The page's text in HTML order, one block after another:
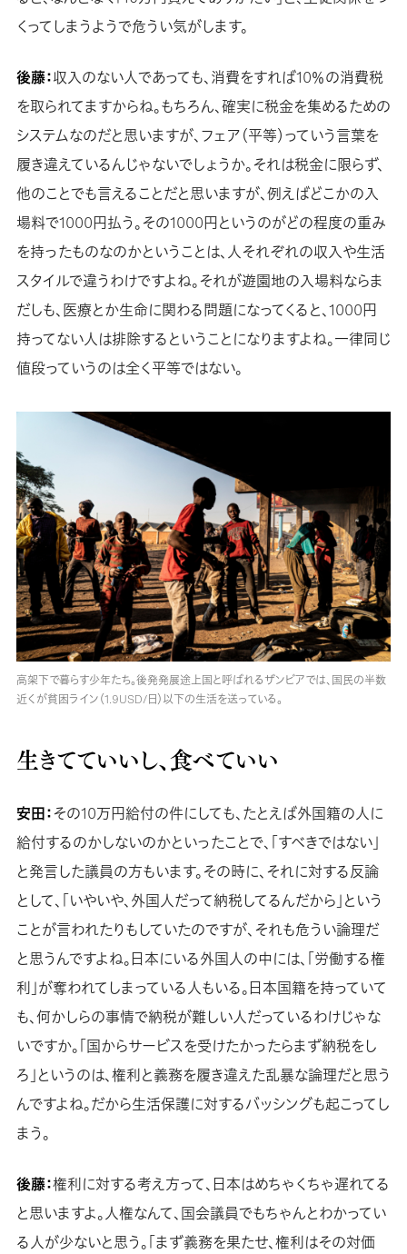
くってしまうようで危うい気がします。
後藤：収入のない人であっても、消費をすれば10％の消費税
を取られてますからね。もちろん、確実に税金を集めるための
システムなのだと思いますが、フェア（平等）っていう言葉を
履き違えているんじゃないでしょうか。それは税金に限らず、
他のことでも言えることだと思いますが、例えばどこかの入
場料で1000円払う。その1000円というのがどの程度の重み
を持ったものなのかということは、人それぞれの収入や生活
スタイルで違うわけですよね。それが遊園地の入場料ならま
だしも、医療とか生命に関わる問題になってくると、1000円
持ってない人は排除するということになりますよね。一律同じ
値段っていうのは全く平等ではない。
高架下で暮らす少年たち。後発発展途上国と呼ばれるザンビアでは、国民の半数
近くが貧困ライン（1.9USD/日）以下の生活を送っている。
生きてていいし、食べていい
安田：その10万円給付の件にしても、たとえば外国籍の人に
給付するのかしないのかといったことで、「すべきではない」
と発言した議員の方もいます。その時に、それに対する反論
として、「いやいや、外国人だって納税してるんだから」という
ことが言われたりもしていたのですが、それも危うい論理だ
と思うんですよね。日本にいる外国人の中には、「労働する権
利」が奪われてしまっている人もいる。日本国籍を持っていて
も、何かしらの事情で納税が難しい人だっているわけじゃな
いですか。「国からサービスを受けたかったらまず納税をし
ろ」というのは、権利と義務を履き違えた乱暴な論理だと思う
んですよね。だから生活保護に対するバッシングも起こってし
まう。
後藤：権利に対する考え方って、日本はめちゃくちゃ遅れてる
と思いますよ。人権なんて、国会議員でもちゃんとわかってい
る人が少ないと思う。「まず義務を果たせ、権利はその対価